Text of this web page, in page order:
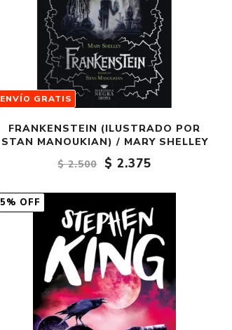
ENVÍO GRATIS
FRANKENSTEIN (ILUSTRADO POR
STAN MANOUKIAN) / MARY SHELLEY
$ 2.500
$ 2.375
5% OFF